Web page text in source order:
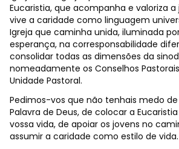
Eucaristia, que acompanha e valoriza
vive a caridade como linguagem
Igreja que caminha unida, iluminada
esperança, na corresponsabilidade
consolidar todas as dimensões da
nomeadamente os Conselhos
Unidade Pastoral.
Pedimos-vos que não tenhais medo
Palavra de Deus, de colocar a
vossa vida, de apoiar os jovens no
assumir a caridade como estilo de vida.